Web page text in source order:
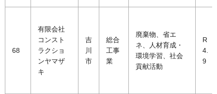
68
有限会社
コンスト
ラクショ
ンヤマザ
キ
吉
川
市
総合
工事
業
廃棄物、省エ
ネ、人材育成・
環境学習、社会
貢献活動
R
4.
9